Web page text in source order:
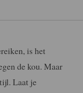
is het
de kou. Maar
Laat je